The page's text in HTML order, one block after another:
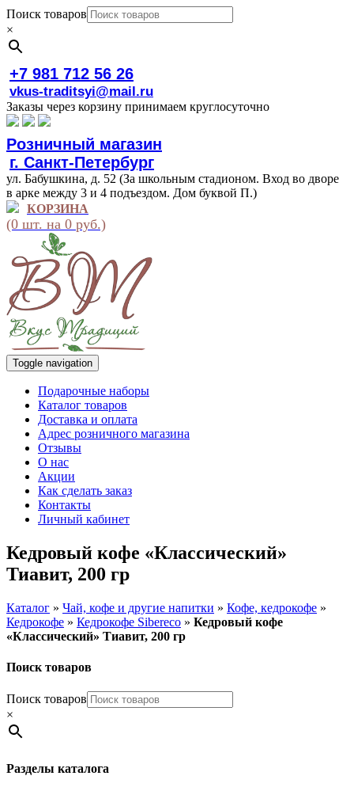
Поиск товаров
×
+7 981 712 56 26
vkus-traditsyi@mail.ru
Заказы через корзину принимаем круглосуточно
Розничный магазин
г. Санкт-Петербург
ул. Бабушкина, д. 52 (За школьным стадионом. Вход во дворе
в арке между 3 и 4 подъездом. Дом буквой П.)
КОРЗИНА
(0 шт. на 0 руб.)
Toggle navigation
Подарочные наборы
Каталог товаров
Доставка и оплата
Адрес розничного магазина
Отзывы
О нас
Акции
Как сделать заказ
Контакты
Личный кабинет
Кедровый кофе «Классический»
Тиавит, 200 гр
Каталог » Чай, кофе и другие напитки » Кофе, кедрокофе »
Кедрокофе » Кедрокофе Sibereco » Кедровый кофе
«Классический» Тиавит, 200 гр
Поиск товаров
Поиск товаров
×
Разделы каталога